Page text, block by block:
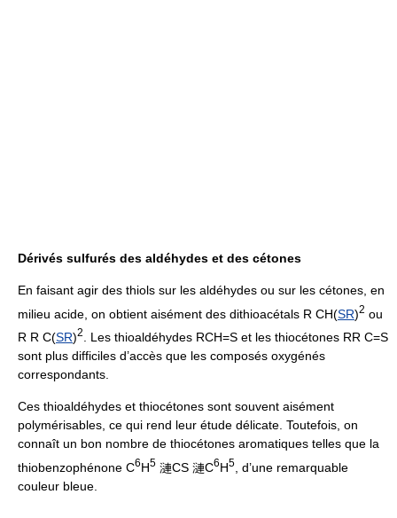
Dérivés sulfurés des aldéhydes et des cétones
En faisant agir des thiols sur les aldéhydes ou sur les cétones, en
milieu acide, on obtient aisément des dithioacétals R CH(SR)2 ou
R R C(SR)2
. Les thioaldéhydes RCH=S et les thiocétones RR C=S
sont plus difficiles d’accès que les composés oxygénés
correspondants.
Ces thioaldéhydes et thiocétones sont souvent aisément
polymérisables, ce qui rend leur étude délicate. Toutefois, on
connaît un bon nombre de thiocétones aromatiques telles que la
thiobenzophénone C6H5 漣CS 漣C6H5
, d’une remarquable
couleur bleue.